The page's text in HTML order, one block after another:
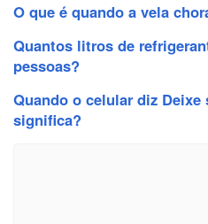
O que é quando a vela
Quantos litros de
pessoas?
Quando o celular diz Deixe
significa?